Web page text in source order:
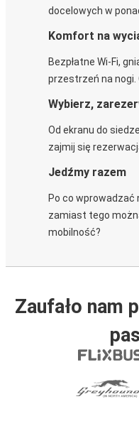
docelowych w
Komfort na
Bezpłatne Wi-Fi,
przestrzeń na
Wybierz,
Od ekranu do
zajmij się
Jedźmy razem
Po co wprowadzać
zamiast tego
mobilność?
Zaufało nam